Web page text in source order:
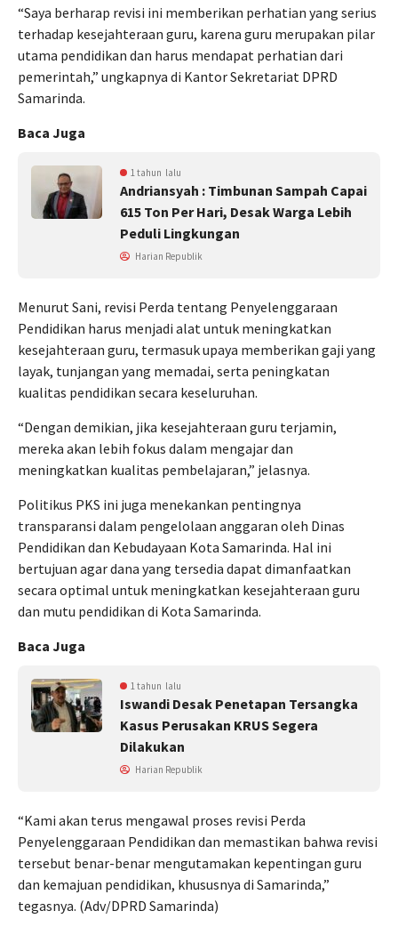
“Saya berharap revisi ini memberikan perhatian yang serius
terhadap kesejahteraan guru, karena guru merupakan pilar
utama pendidikan dan harus mendapat perhatian dari
pemerintah,” ungkapnya di Kantor Sekretariat DPRD
Samarinda.
Baca Juga
1 tahun lalu
Andriansyah : Timbunan Sampah Capai
615 Ton Per Hari, Desak Warga Lebih
Peduli Lingkungan
Harian Republik
Menurut Sani, revisi Perda tentang Penyelenggaraan
Pendidikan harus menjadi alat untuk meningkatkan
kesejahteraan guru, termasuk upaya memberikan gaji yang
layak, tunjangan yang memadai, serta peningkatan
kualitas pendidikan secara keseluruhan.
“Dengan demikian, jika kesejahteraan guru terjamin,
mereka akan lebih fokus dalam mengajar dan
meningkatkan kualitas pembelajaran,” jelasnya.
Politikus PKS ini juga menekankan pentingnya
transparansi dalam pengelolaan anggaran oleh Dinas
Pendidikan dan Kebudayaan Kota Samarinda. Hal ini
bertujuan agar dana yang tersedia dapat dimanfaatkan
secara optimal untuk meningkatkan kesejahteraan guru
dan mutu pendidikan di Kota Samarinda.
Baca Juga
1 tahun lalu
Iswandi Desak Penetapan Tersangka
Kasus Perusakan KRUS Segera
Dilakukan
Harian Republik
“Kami akan terus mengawal proses revisi Perda
Penyelenggaraan Pendidikan dan memastikan bahwa revisi
tersebut benar-benar mengutamakan kepentingan guru
dan kemajuan pendidikan, khususnya di Samarinda,”
tegasnya. (Adv/DPRD Samarinda)